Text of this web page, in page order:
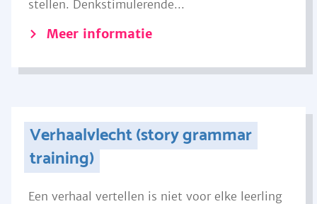
stellen. Denkstimulerende...
Meer informatie
Verhaalvlecht (story grammar
training)
Een verhaal vertellen is niet voor elke leerling